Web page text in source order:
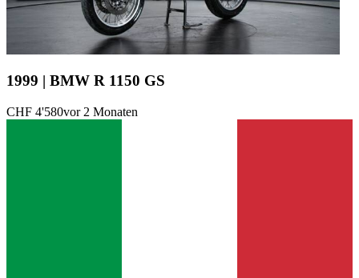
1999 | BMW R 1150 GS
CHF 4'580vor 2 Monaten